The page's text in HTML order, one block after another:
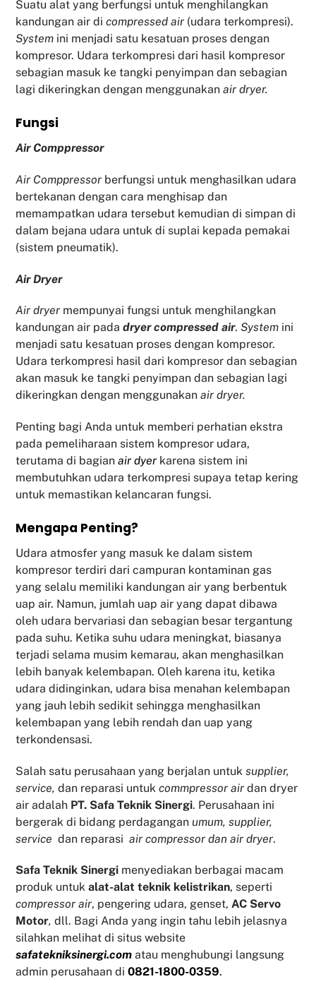
Suatu alat yang berfungsi untuk menghilangkan
kandungan air dicompressed air (udara terkompresi).
System ini menjadi satu kesatuan proses dengan
kompresor. Udara terkompresi dari hasil kompresor
sebagian masuk ke tangki penyimpan dan sebagian
lagi dikeringkan dengan menggunakan air dryer.
Fungsi
Air Comppressor
Air Comppressor berfungsi untuk menghasilkan udara
bertekanan dengan cara menghisap dan
memampatkan udara tersebut kemudian di simpan di
dalam bejana udara untuk di suplai kepada pemakai
(sistem pneumatik).
Air Dryer
Air dryer mempunyai fungsi untuk menghilangkan
kandungan air padadryer compressed air.System ini
menjadi satu kesatuan proses dengan kompresor.
Udara terkompresi hasil dari kompresor dan sebagian
akan masuk ke tangki penyimpan dan sebagian lagi
dikeringkan dengan menggunakanair dryer.
Penting bagi Anda untuk memberi perhatian ekstra
pada pemeliharaan sistem kompresor udara,
terutama di bagianair dyer karena sistem ini
membutuhkan udara terkompresi supaya tetap kering
untuk memastikan kelancaran fungsi.
Mengapa Penting?
Udara atmosfer yang masuk ke dalam sistem
kompresor terdiri dari campuran kontaminan gas
yang selalu memiliki kandungan air yang berbentuk
uap air. Namun, jumlah uap air yang dapat dibawa
oleh udara bervariasi dan sebagian besar tergantung
pada suhu. Ketika suhu udara meningkat, biasanya
terjadi selama musim kemarau, akan menghasilkan
lebih banyak kelembapan. Oleh karena itu, ketika
udara didinginkan, udara bisa menahan kelembapan
yang jauh lebih sedikit sehingga menghasilkan
kelembapan yang lebih rendah dan uap yang
terkondensasi.
Salah satu perusahaan yang berjalan untuksupplier,
service, dan reparasi untukcommpressor air dan dryer
air adalah PT. Safa Teknik Sinergi. Perusahaan ini
bergerak di bidang perdaganganumum, supplier,
service dan reparasiair compressor dan air dryer.
Safa Teknik Sinergi menyediakan berbagai macam
produk untukalat-alat teknik kelistrikan, seperti
compressor air, pengering udara, genset,AC Servo
Motor, dll. Bagi Anda yang ingin tahu lebih jelasnya
silahkan melihat di situs website
safatekniksinergi.com atau menghubungi langsung
admin perusahaan di0821-1800-0359.